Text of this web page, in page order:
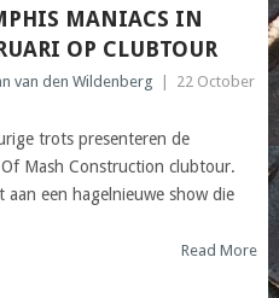
MANIACS IN
OP CLUBTOUR
van den Wildenberg
22 October
trots presenteren de
Mash Construction clubtour.
een hagelnieuwe show die
Read More